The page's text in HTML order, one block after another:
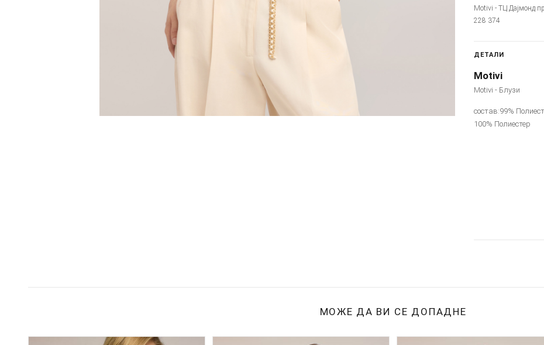
Motivi - ТЦ Дајмонд
228 374
ДЕТАЛИ
Motivi
Motivi - Блузи
состав:99%
100% Полиестер
МОЖЕ ДА ВИ СЕ ДОПАДНЕ